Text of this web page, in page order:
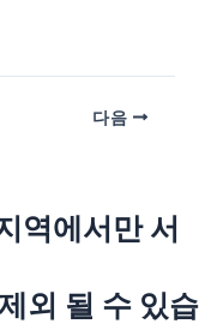
다음
역에서만 서
외 될 수 있습